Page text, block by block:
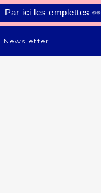
Par ici les emplettes 👀
Newsletter